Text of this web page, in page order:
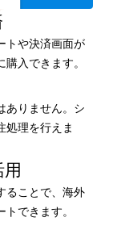
トや決済画面が
入できます。
ありません。シ
処理を行えま
用
ることで、海外
できます。